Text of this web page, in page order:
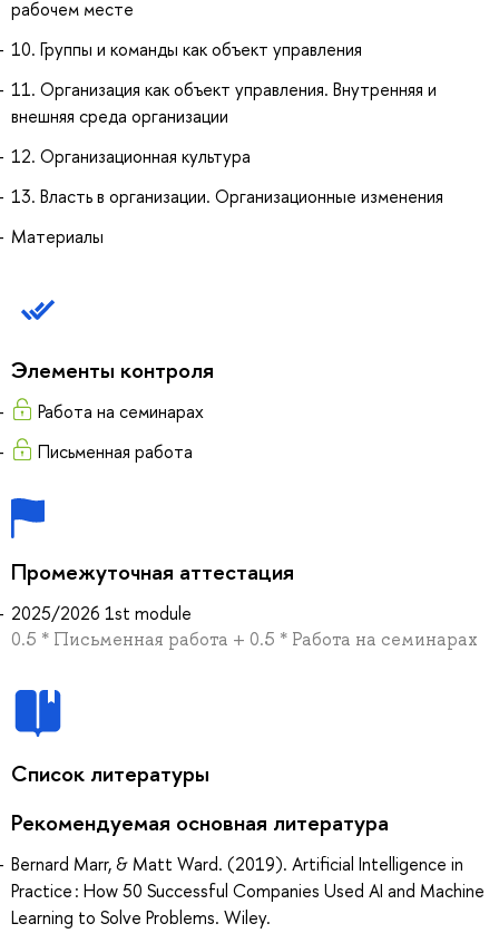
рабочем месте
10. Группы и команды как объект управления
11. Организация как объект управления. Внутренняя и
внешняя среда организации
12. Организационная культура
13. Власть в организации. Организационные изменения
Материалы
Элементы контроля
Работа на семинарах
Письменная работа
Промежуточная аттестация
2025/2026 1st module
0.5 * Письменная работа + 0.5 * Работа на семинарах
Список литературы
Рекомендуемая основная литература
Bernard Marr, & Matt Ward. (2019). Artificial Intelligence in
Practice : How 50 Successful Companies Used AI and Machine
Learning to Solve Problems. Wiley.